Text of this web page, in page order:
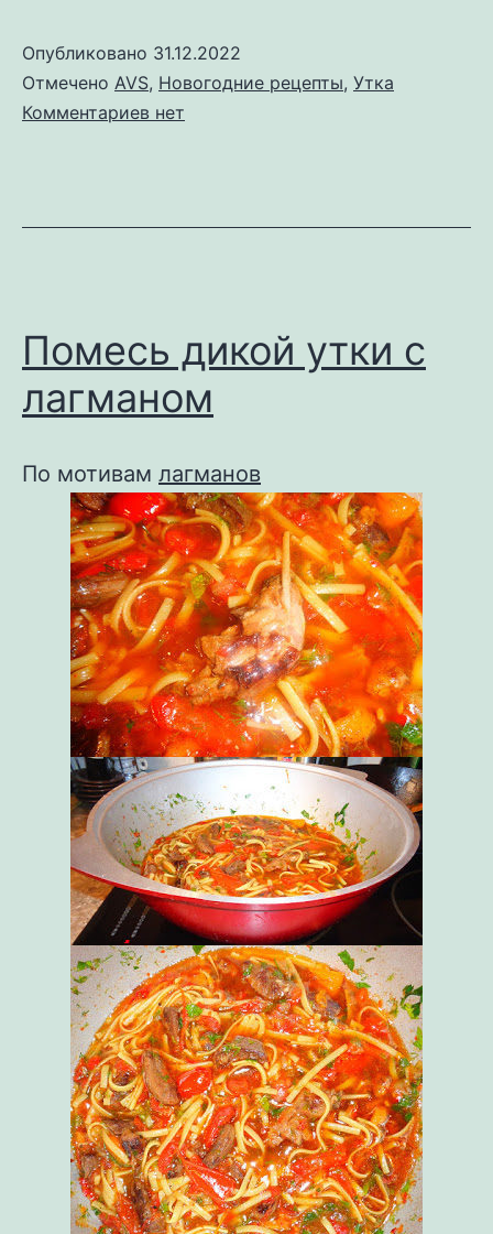
Опубликовано 31.12.2022
Отмечено AVS, Новогодние рецепты, Утка
Комментариев к
утки
нет
Помесь дикой утки с
лагманом
По мотивам лагманов